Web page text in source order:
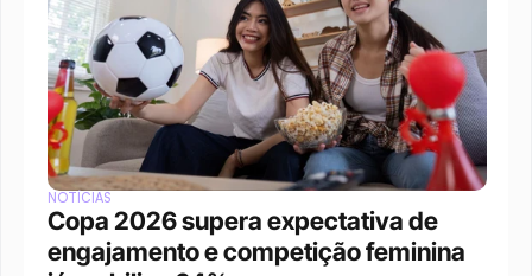
NOTÍCIAS
Copa 2026 supera expectativa de
engajamento e competição feminina